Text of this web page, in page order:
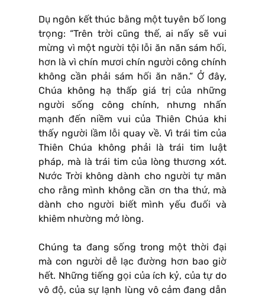
Dụ ngôn kết thúc bằng một tuyên bố long
trọng: “Trên trời cũng thế, ai nấy sẽ vui
mừng vì một người tội lỗi ăn năn sám hối,
hơn là vì chín mươi chín người công chính
không cần phải sám hối ăn năn.” Ở đây,
Chúa không hạ thấp giá trị của những
người sống công chính, nhưng nhấn
mạnh đến niềm vui của Thiên Chúa khi
thấy người lầm lỗi quay về. Vì trái tim của
Thiên Chúa không phải là trái tim luật
pháp, mà là trái tim của lòng thương xót.
Nước Trời không dành cho người tự mãn
cho rằng mình không cần ơn tha thứ, mà
dành cho người biết mình yếu đuối và
khiêm nhường mở lòng.
Chúng ta đang sống trong một thời đại
mà con người dễ lạc đường hơn bao giờ
hết. Những tiếng gọi của ích kỷ, của tự do
vô độ, của sự lạnh lùng vô cảm đang dẫn